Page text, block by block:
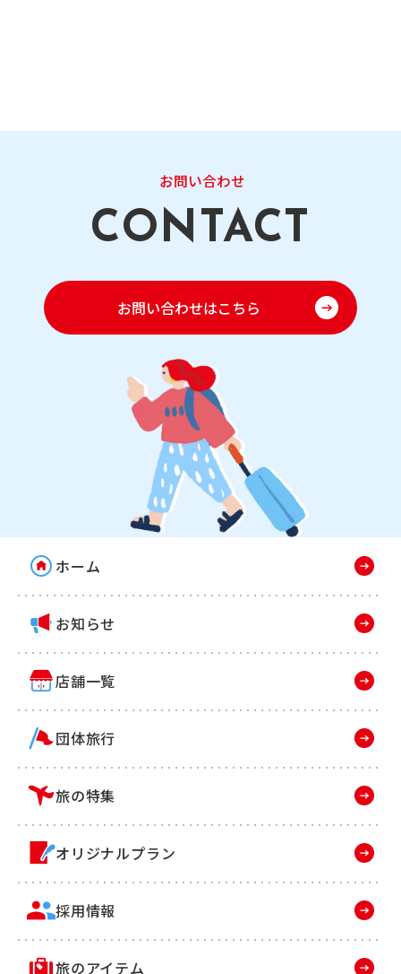
お問い合わせ
お問い合わせはこちら
ホーム
お知らせ
店舗一覧
団体旅行
旅の特集
オリジナルプラン
採用情報
旅のアイテム